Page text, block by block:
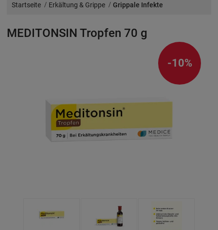
Startseite Erkältung & Grippe Grippale Infekte
MEDITONSIN Tropfen 70 g
-10%